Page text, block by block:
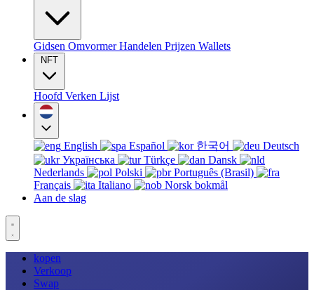
Gidsen OmvormerHandelen Prijzen Wallets
NFT
Hoofd Verken Lijst
English Español 한국어
Deutsch
Українська
Türkçe
Dansk
Nederlands
Polski
Português (Brasil)
Français
Italiano
Norsk bokmål
Aan de slag
kopen
Verkoop
Swap